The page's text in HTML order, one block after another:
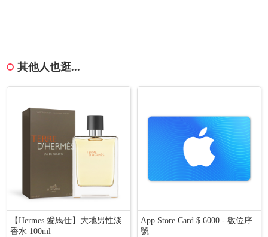
其他人也逛...
【Hermes 愛馬仕】大地男性淡
香水 100ml
App Store Card $ 6000 - 數位序
號